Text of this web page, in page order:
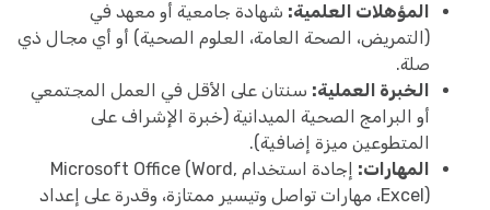
المؤهلات العلمية: شهادة جامعية أو معهد في
(التمريض، الصحة العامة، العلوم الصحية) أو أي مجال ذي
صلة.
الخبرة العملية: سنتان على الأقل في العمل المجتمعي
أو البرامج الصحية الميدانية (خبرة الإشراف على
المتطوعين ميزة إضافية).
المهارات:
إجادة استخدام Microsoft Office (Word,
Excel)، مهارات تواصل وتيسير ممتازة، وقدرة على إعداد